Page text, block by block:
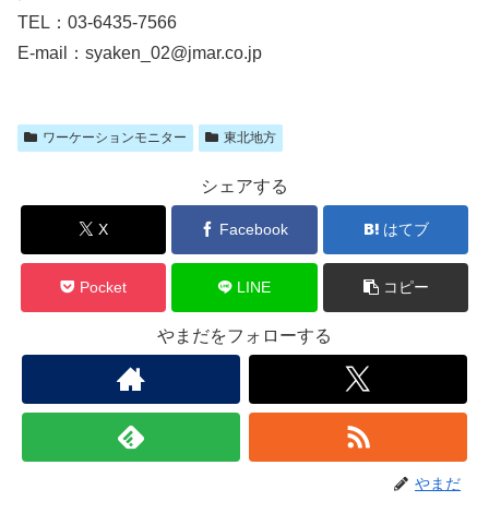
TEL：03-6435-7566
E-mail：syaken_02@jmar.co.jp
ワーケーションモニター 東北地方
シェアする
X Facebook はてブ
Pocket LINE コピー
やまだをフォローする
やまだ